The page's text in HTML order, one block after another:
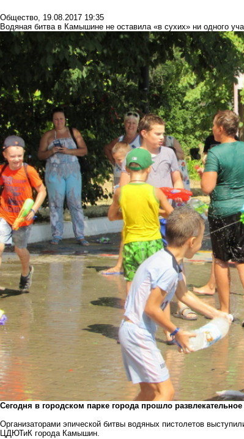
Общество, 19.08.2017 19:35
Водяная битва в Камышине не оставила «в сухих» ни одного
Сегодня в городском парке города прошло
Организаторами эпической битвы водяных пистолетов
ЦДЮТиК города Камышин.